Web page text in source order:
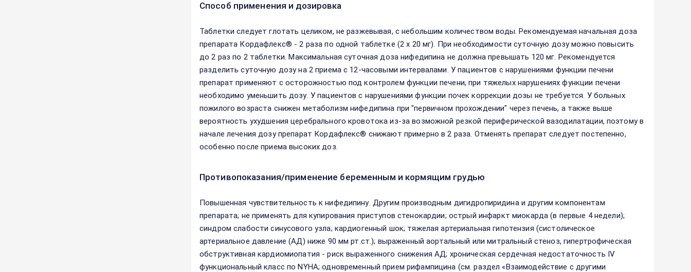
Способ применения и дозировка
Таблетки следует глотать целиком, не разжевывая, с небольшим количеством воды. Рекомендуемая начальная доза
препарата Кордафлекс® - 2 раза по одной таблетке (2 х 20 мг). При необходимости суточную дозу можно повысить
до 2 раз по 2 таблетки. Максимальная суточная доза нифедипина не должна превышать 120 мг. Рекомендуется
разделить суточную дозу на 2 приема с 12-часовыми интервалами. У пациентов с нарушениями функции печени
препарат применяют с осторожностью под контролем функции печени, при тяжелых нарушениях функции печени
необходимо уменьшить дозу. У пациентов с нарушениями функции почек коррекции дозы не требуется. У больных
пожилого возраста снижен метаболизм нифедипина при "первичном прохождении" через печень, а также выше
вероятность ухудшения церебрального кровотока из-за возможной резкой периферической вазодилатации, поэтому в
начале лечения дозу препарат Кордафлекс® снижают примерно в 2 раза. Отменять препарат следует постепенно,
особенно после приема высоких доз.
Противопоказания/применение беременным и кормящим грудью
Повышенная чувствительность к нифедипину. Другим производным дигидропиридина и другим компонентам
препарата; не применять для купирования приступов стенокардии; острый инфаркт миокарда (в первые 4 недели);
синдром слабости синусового узла; кардиогенный шок; тяжелая артериальная гипотензия (систолическое
артериальное давление (АД) ниже 90 мм рт.ст.); выраженный аортальный или митральный стеноз, гипертрофическая
обструктивная кардиомиопатия - риск выраженного снижения АД; хроническая сердечная недостаточность IV
функциональный класс по NYНА; одновременный прием рифампицина (см. раздел «Взаимодействие с другими